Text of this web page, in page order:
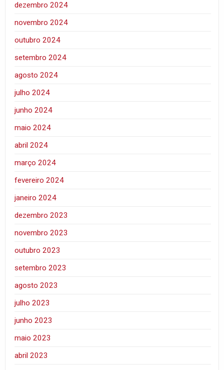
dezembro 2024
novembro 2024
outubro 2024
setembro 2024
agosto 2024
julho 2024
junho 2024
maio 2024
abril 2024
março 2024
fevereiro 2024
janeiro 2024
dezembro 2023
novembro 2023
outubro 2023
setembro 2023
agosto 2023
julho 2023
junho 2023
maio 2023
abril 2023